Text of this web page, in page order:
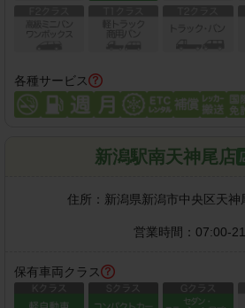
各種サービス
新潟駅南天神尾店
住所： 新潟県新潟市中央区天神
営業時間： 07:00-
保有車両クラス